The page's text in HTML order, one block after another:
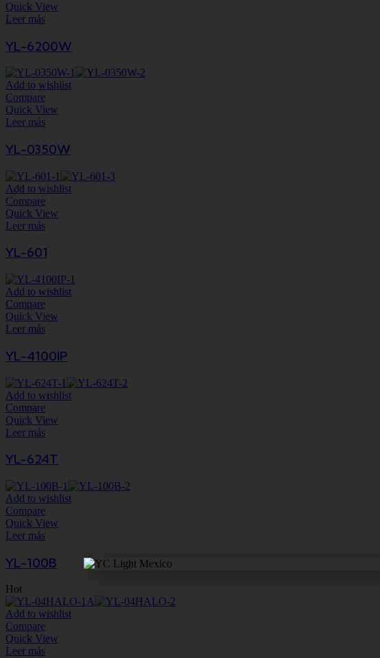
Quick View
Leer más
YL-6200W
Add to wishlist
Compare
Quick View
Leer más
YL-0350W
Add to wishlist
Compare
Quick View
Leer más
YL-601
Add to wishlist
Compare
Quick View
Leer más
YL-4100IP
Add to wishlist
Compare
Quick View
Leer más
YL-624T
Add to wishlist
Compare
Quick View
Leer más
YL-100B
Hot
Add to wishlist
Compare
Quick View
Leer más